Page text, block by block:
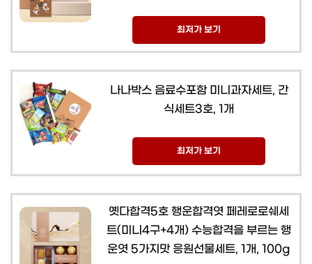
최저가 보기
나나박스 음료수포함 미니과자세트, 간
식세트3호, 1개
최저가 보기
옛다합격5호 행운합격엿 페레로로쉐세
트(미니4구+4개) 수능합격을 부르는 행
운엿 5가지맛 응원선물세트, 1개, 100g